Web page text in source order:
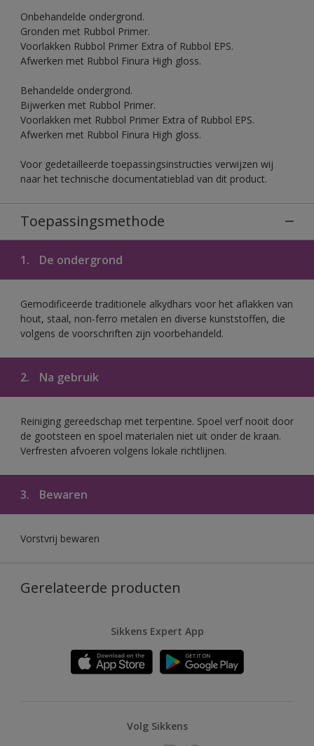
Onbehandelde ondergrond.
Gronden met Rubbol Primer.
Voorlakken Rubbol Primer Extra of Rubbol EPS.
Afwerken met Rubbol Finura High gloss.
Behandelde ondergrond.
Bijwerken met Rubbol Primer.
Voorlakken met Rubbol Primer Extra of Rubbol EPS.
Afwerken met Rubbol Finura High gloss.
Voor gedetailleerde toepassingsinstructies verwijzen wij
naar het technische documentatieblad van dit product.
Toepassingsmethode
1. De ondergrond
Gemodificeerde traditionele alkydhars voor het aflakken van
hout, staal, non-ferro metalen en diverse kunststoffen, die
volgens de voorschriften zijn voorbehandeld.
2. Na gebruik
Reiniging gereedschap met terpentine. Spoel verf nooit door
de gootsteen en spoel materialen niet uit onder de kraan.
Verfresten afvoeren volgens lokale richtlijnen.
3. Bewaren
Vorstvrij bewaren
Gerelateerde producten
Sikkens Expert App
Volg Sikkens